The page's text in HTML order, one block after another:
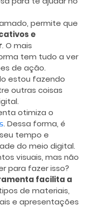
permite que
e
. O mais
tem tudo a ver
de ação.
estou fazendo
outras coisas
otimiza o
. Dessa forma, é
tempo e
do meio digital.
visuais, mas não
para fazer isso?
facilita a
de materiais,
e apresentações